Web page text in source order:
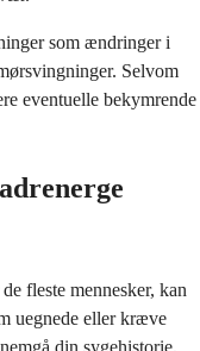
som ændringer i
Selvom
eventuelle bekymrende
fleste mennesker, kan
uegnede eller kræve
din sygehistorie,